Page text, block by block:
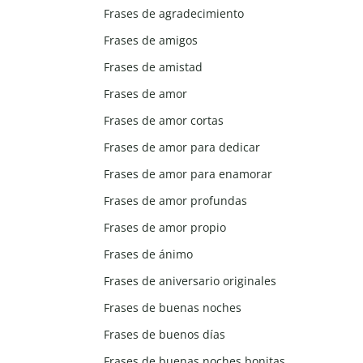
Frases de agradecimiento
Frases de amigos
Frases de amistad
Frases de amor
Frases de amor cortas
Frases de amor para dedicar
Frases de amor para enamorar
Frases de amor profundas
Frases de amor propio
Frases de ánimo
Frases de aniversario originales
Frases de buenas noches
Frases de buenos días